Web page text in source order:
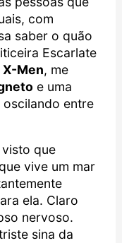
com
saber o quão
Escarlate
X-Men, me
e uma
entre
que
vive um mar
ela. Claro
nervoso.
sina da